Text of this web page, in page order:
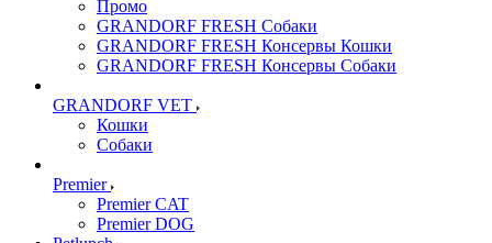
Промо
GRANDORF FRESH Собаки
GRANDORF FRESH Консервы Кошки
GRANDORF FRESH Консервы Собаки
GRANDORF VET
Кошки
Собаки
Premier
Premier CAT
Premier DOG